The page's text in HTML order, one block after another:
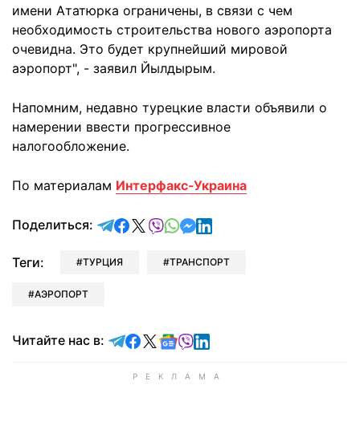
имени Ататюрка ограничены, в связи с чем
необходимость строительства нового аэропорта
очевидна. Это будет крупнейший мировой
аэропорт", - заявил Йылдырым.
Напомним, недавно турецкие власти объявили о
намерении ввести прогрессивное
налогообложение.
По материалам Интерфакс-Украина
Поделиться: отправить в Telegram
поделиться в Facebook
поделиться в X
отправить в Viber
отправить в Whatsapp
отправить в Messenger
отправить в LinkedIn
Теги: ТУРЦИЯ ТРАНСПОРТ
АЭРОПОРТ
Читайте нас в: Читайте в Telegram
Читайте в Facebook
Читайте в X
Читайте в Google news
Читайте в Viber
Читайте в LinkedIn